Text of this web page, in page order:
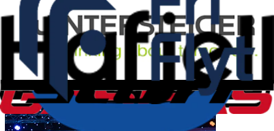
dalen. Etter bekkedalen tar man turen over Grimsåsen for flere gode
flytstier.
Meld deg på guidede turer
Publisert19. august 2021 kl 17.44
Sist oppdatert19. august 2021 kl 17.44